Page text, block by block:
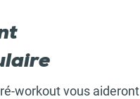
workout vous aideront